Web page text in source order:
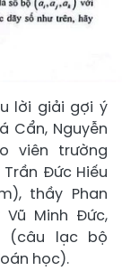
lời giải gợi ý
Cẩn, Nguyễn
viên trường
Đức Hiếu
thầy Phan
Vũ Minh Đức,
(câu lạc bộ
học).